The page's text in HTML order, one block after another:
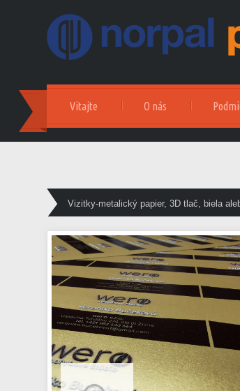
Vitajte O nás
Vizitky-metalický papier, 3D tlač, biela